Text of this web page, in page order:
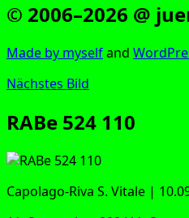
© 2006–2026 @
Made by mys­elfand
Nächstes Bild
RABe 524 110
Capo­la­go-Riva S. Vita­le |